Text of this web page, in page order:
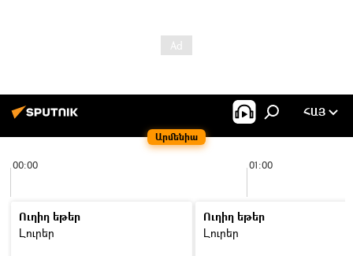
Արմենիա
ՀԱՅ
00:00 01:00
Ուղիղ եթեր
Լուրեր
Ուղիղ եթեր
Լուրեր